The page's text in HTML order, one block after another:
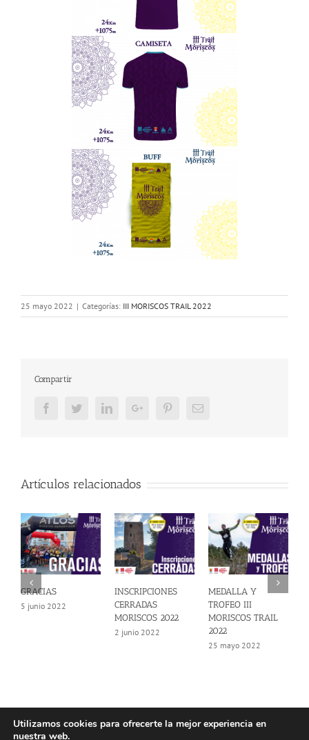
25 mayo 2022 | Categorías: III MORISCOS TRAIL 2022
Compartir
FacebookTwitterLinkedInGoogle+ PinterestEmail
Artículos relacionados
GRACIAS
5 junio 2022
INSCRIPCIONES
CERRADAS
MORISCOS 2022
2 junio 2022
MEDALLA Y
TROFEO III
MORISCOS TRAIL
2022
25 mayo 2022
Utilizamos cookies para ofrecerte la mejor experiencia en
nuestra web.